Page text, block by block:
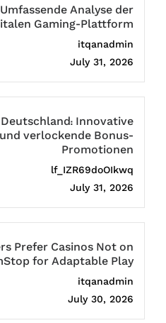
Analyse der
Gaming-Plattform
itqanadmin
July 31, 2026
Deutschland: Innovative
verlockende Bonus-
Promotionen
lf_IZR69doOIkwq
July 31, 2026
Prefer Casinos Not on
for Adaptable Play
itqanadmin
July 30, 2026